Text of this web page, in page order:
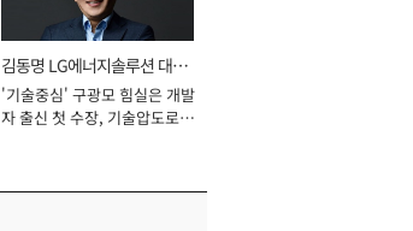
김동명 LG에너지솔루션 대표
이사 사장
'기술중심' 구광모 힘실은 개발
자 출신 첫 수장, 기술압도로